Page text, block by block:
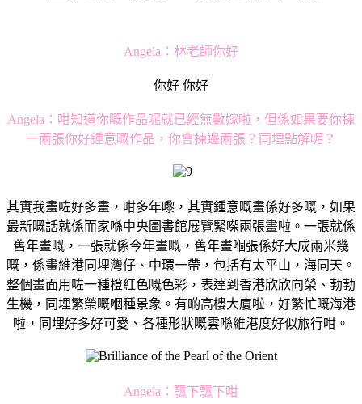
Angela： 林老師你好
你好 你好
Angela：咁知道你嘅作品呢就已經無數嫁啦，但係如果要你揀
一兩張你好鍾意嘅作品，你會揀邊兩張？同埋點解呢？
其實我畫咗好多畫，咁多年嚟，其實鍾意嘅畫係好多嘅，如果
最新嘅話就係而家喺中央圖書館展覽緊㗎兩張畫啦。一張就係
舊年畫嘅，一張就係今年畫嘅，舊年畫嗰張係好大成兩米幾
嘅，係畫維港同埋灣仔、中環一帶，包括有太平山，海同天。
整個畫面用咗一種橙紅色嘅色彩，表達到香港欣欣向榮、勃勃
生機，同埋繁榮嘅嗰種景象。有啲高樓大廈啦，好繁忙嘅海港
啦，同埋好多好可愛、各種形狀嘅雲喺維港度好似旅行咁。
Angela： 飄下飄下咁